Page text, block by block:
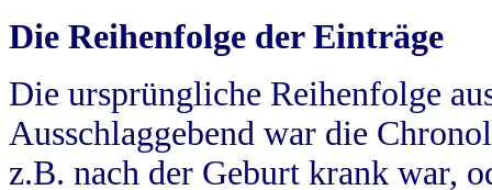
Die Reihenfolge der Einträge
Die ursprüngliche Reihenfolge
Ausschlaggebend war die
z.B. nach der Geburt krank war,